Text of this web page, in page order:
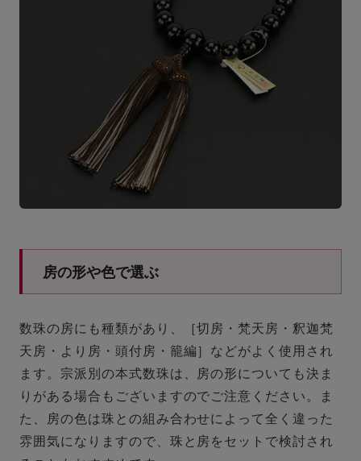
房の形や色で選ぶ
数珠の房にも種類があり、［切房・梵天房・釈迦梵
天房・より房・頭付房・籠編］などがよく使用され
ます。宗派別の本式数珠は、房の形についても決ま
りがある場合もございますのでご注意ください。ま
た、房の色は珠との組み合わせによって全く違った
雰囲気になりますので、珠と房をセットで検討され